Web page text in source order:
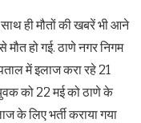
ही मौतों की खबरें भी आने
हो गई. ठाणे नगर निगम
में इलाज करा रहे 21
को 22 मई को ठाणे के
के लिए भर्ती कराया गया